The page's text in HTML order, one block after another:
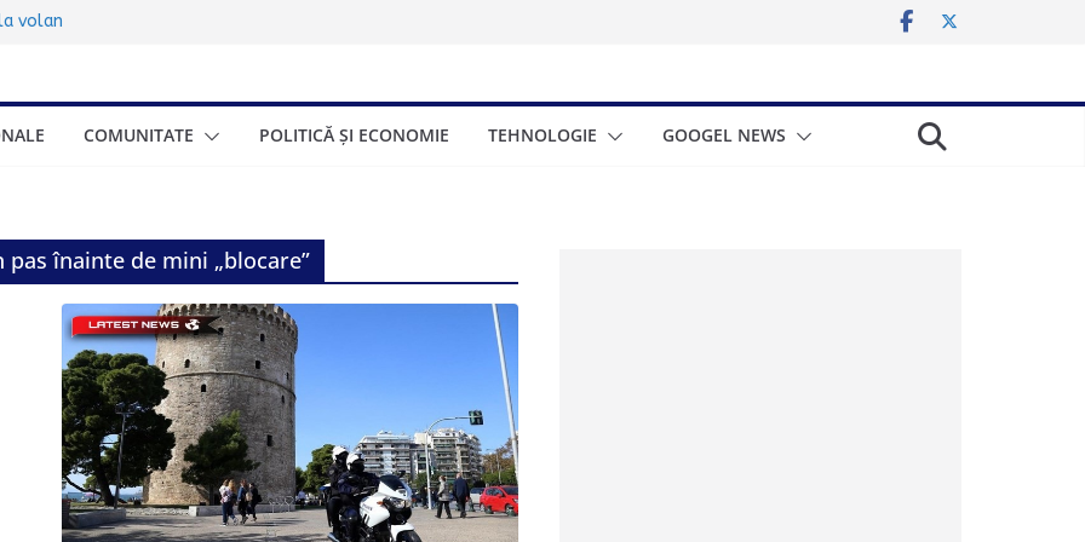
17 ani:
de trei zile
gratuiteCOMUNITATE POLITICĂ ȘI ECONOMIE TEHNOLOGIE GOOGEL NEWS
înainte de mini „blocare”